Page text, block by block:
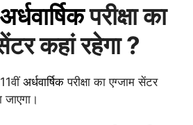
अर्धवार्षिकपरीक्षा का
कहां रहेगा ?
अर्धवार्षिक परीक्षा का एग्जाम सेंटर